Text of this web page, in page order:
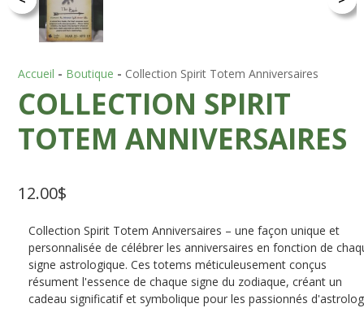
Accueil - Boutique - Collection Spirit Totem Anniversaires
COLLECTION SPIRIT
TOTEM ANNIVERSAIRES
12.00$
Collection Spirit Totem Anniversaires – une façon unique et
personnalisée de célébrer les anniversaires en fonction de
signe astrologique. Ces totems méticuleusement conçus
résument l'essence de chaque signe du zodiaque, créant un
cadeau significatif et symbolique pour les passionnés